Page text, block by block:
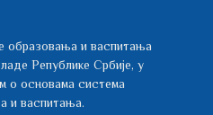
образовања и васпитања
Републике Србије, у
о основама система
и васпитања.